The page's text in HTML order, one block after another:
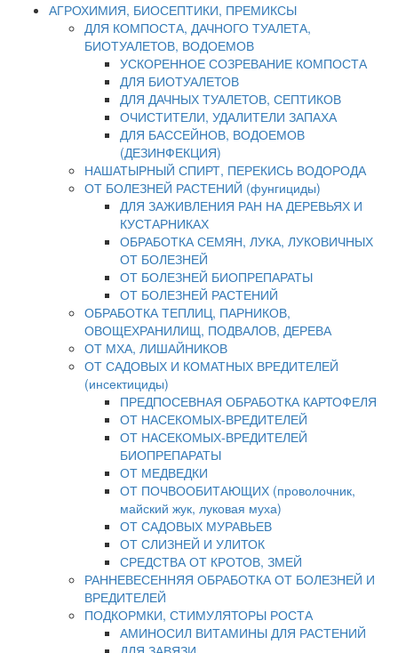
АГРОХИМИЯ, БИОСЕПТИКИ, ПРЕМИКСЫ
ДЛЯ КОМПОСТА, ДАЧНОГО ТУАЛЕТА,
БИОТУАЛЕТОВ, ВОДОЕМОВ
УСКОРЕННОЕ СОЗРЕВАНИЕ КОМПОСТА
ДЛЯ БИОТУАЛЕТОВ
ДЛЯ ДАЧНЫХ ТУАЛЕТОВ, СЕПТИКОВ
ОЧИСТИТЕЛИ, УДАЛИТЕЛИ ЗАПАХА
ДЛЯ БАССЕЙНОВ, ВОДОЕМОВ
(ДЕЗИНФЕКЦИЯ)
НАШАТЫРНЫЙ СПИРТ, ПЕРЕКИСЬ ВОДОРОДА
ОТ БОЛЕЗНЕЙ РАСТЕНИЙ (фунгициды)
ДЛЯ ЗАЖИВЛЕНИЯ РАН НА ДЕРЕВЬЯХ И
КУСТАРНИКАХ
ОБРАБОТКА СЕМЯН, ЛУКА, ЛУКОВИЧНЫХ
ОТ БОЛЕЗНЕЙ
ОТ БОЛЕЗНЕЙ БИОПРЕПАРАТЫ
ОТ БОЛЕЗНЕЙ РАСТЕНИЙ
ОБРАБОТКА ТЕПЛИЦ, ПАРНИКОВ,
ОВОЩЕХРАНИЛИЩ, ПОДВАЛОВ, ДЕРЕВА
ОТ МХА, ЛИШАЙНИКОВ
ОТ САДОВЫХ И КОМАТНЫХ ВРЕДИТЕЛЕЙ
(инсектициды)
ПРЕДПОСЕВНАЯ ОБРАБОТКА КАРТОФЕЛЯ
ОТ НАСЕКОМЫХ-ВРЕДИТЕЛЕЙ
ОТ НАСЕКОМЫХ-ВРЕДИТЕЛЕЙ
БИОПРЕПАРАТЫ
ОТ МЕДВЕДКИ
ОТ ПОЧВООБИТАЮЩИХ (проволочник,
майский жук, луковая муха)
ОТ САДОВЫХ МУРАВЬЕВ
ОТ СЛИЗНЕЙ И УЛИТОК
СРЕДСТВА ОТ КРОТОВ, ЗМЕЙ
РАННЕВЕСЕННЯЯ ОБРАБОТКА ОТ БОЛЕЗНЕЙ И
ВРЕДИТЕЛЕЙ
ПОДКОРМКИ, СТИМУЛЯТОРЫ РОСТА
АМИНОСИЛ ВИТАМИНЫ ДЛЯ РАСТЕНИЙ